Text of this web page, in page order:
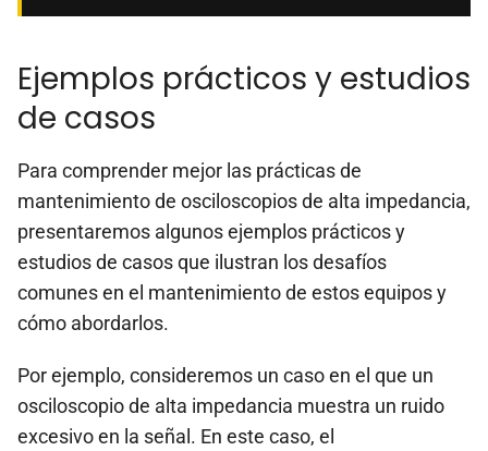
Ejemplos prácticos y estudios
de casos
Para comprender mejor las prácticas de
mantenimiento de osciloscopios de alta impedancia,
presentaremos algunos ejemplos prácticos y
estudios de casos que ilustran los desafíos
comunes en el mantenimiento de estos equipos y
cómo abordarlos.
Por ejemplo, consideremos un caso en el que un
osciloscopio de alta impedancia muestra un ruido
excesivo en la señal. En este caso, el